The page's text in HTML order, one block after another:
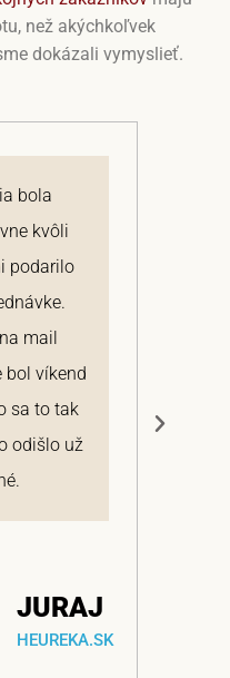
než akýchkoľvek
dokázali vymyslieť.
bola
kvôli
podarilo
mail
bol víkend
sa to tak
odišlo už
JURAJ
HEUREKA.SK